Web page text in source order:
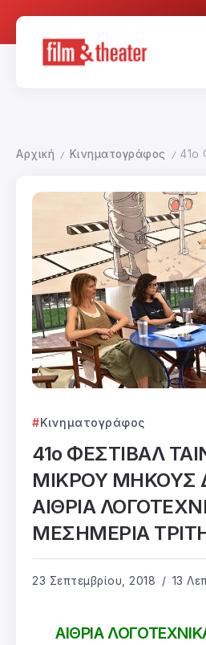
Αρχική / Κινηματογράφος / 41ο ΦΕΣΤΙΒΑΛ
Κινηματογράφος
41ο ΦΕΣΤΙΒΑΛ
ΜΙΚΡΟΥ ΜΗΚΟΥΣ
ΑΙΘΡΙΑ
ΜΕΣΗΜΕΡΙΑ
23 Σεπτεμβρίου, 2018 13
ΑΙΘΡΙΑ